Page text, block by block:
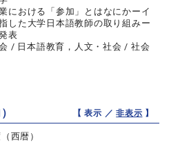
における「参加」とはなにかーイ
した大学日本語教師の取り組みー
表
/ 日本語教育，人文・社会 / 社会
【 表示 ／非表示 】
西暦）